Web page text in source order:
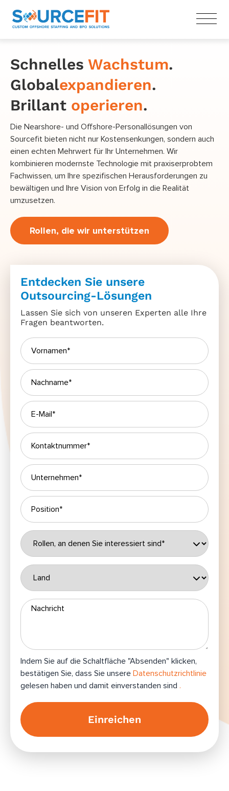
Schnelles Wachstum.
Globalexpandieren.
Brillant operieren.
Die Nearshore- und Offshore-Personallösungen von
Sourcefit bieten nicht nur Kostensenkungen, sondern auch
einen echten Mehrwert für Ihr Unternehmen. Wir
kombinieren modernste Technologie mit praxiserprobtem
Fachwissen, um Ihre spezifischen Herausforderungen zu
bewältigen und Ihre Vision von Erfolg in die Realität
umzusetzen.
Rollen, die wir unterstützen
Entdecken Sie unsere
Outsourcing-Lösungen
Lassen Sie sich von unseren Experten alle Ihre
Fragen beantworten.
Indem Sie auf die Schaltfläche "Absenden" klicken,
bestätigen Sie, dass Sie unsere Datenschutzrichtlinie
gelesen haben und damit einverstanden sind .